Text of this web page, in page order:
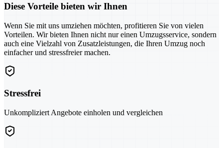
Diese Vorteile bieten wir Ihnen
Wenn Sie mit uns umziehen möchten, profitieren Sie von vielen
Vorteilen. Wir bieten Ihnen nicht nur einen Umzugsservice, sondern
auch eine Vielzahl von Zusatzleistungen, die Ihren Umzug noch
einfacher und stressfreier machen.
Stressfrei
Unkompliziert Angebote einholen und vergleichen